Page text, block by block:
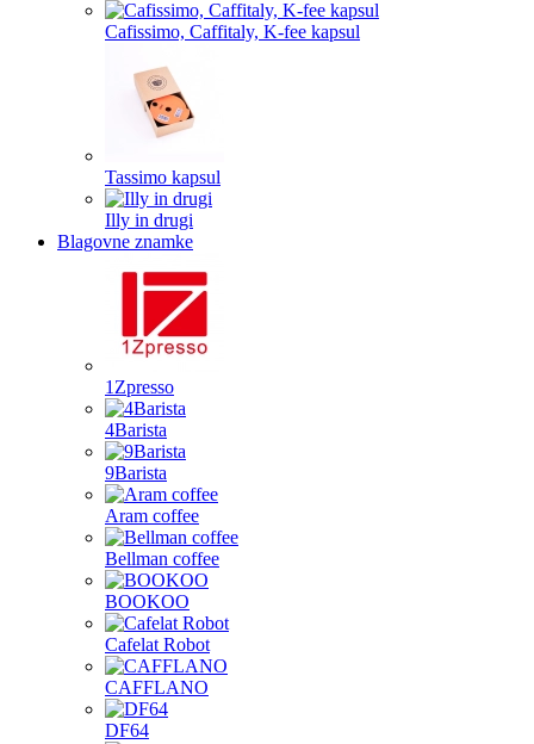
Cafissimo, Caffitaly, K-fee kapsul
Tassimo kapsul
Illy in drugi
Blagovne znamke
1Zpresso
4Barista
9Barista
Aram coffee
Bellman coffee
BOOKOO
Cafelat Robot
CAFFLANO
DF64